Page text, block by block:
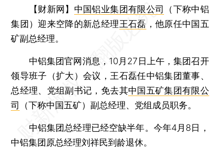
【财新网】 中国铝业集团有限公司
（下称中铝
集团）迎来空降的新总经理王石磊 ，他原任中国五
矿副总经理。
中铝集团官网消息，10月27日上午，集团召开
领导班子（扩大）会议，王石磊任中铝集团董事、
总经理、党组副书记，免去其中国五矿集团有限公
司
（下称中国五矿）副总经理、党组成员职务。
中铝集团总经理已经空缺半年。今年4月8日，
中铝集团原总经理刘祥民到龄退休。